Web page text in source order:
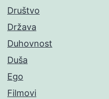
Društvo
Država
Duhovnost
Duša
Ego
Filmovi